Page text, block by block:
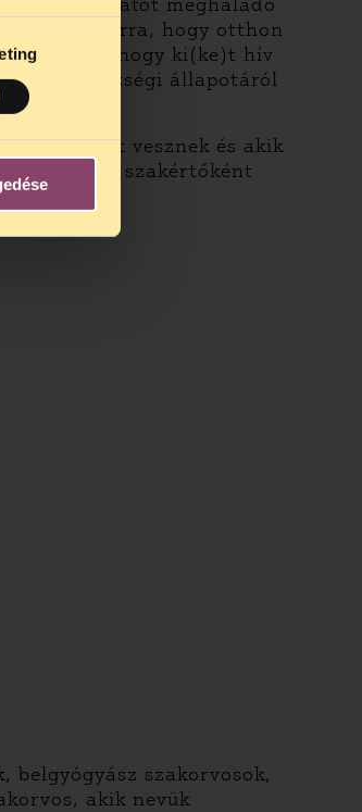
senkit arra, hogy otthon
mint azt, hogy ki(ke)t hív
egészségi állapotáról
részt vesznek és akik
akik szakértőként
szakorvosok,
akik nevük